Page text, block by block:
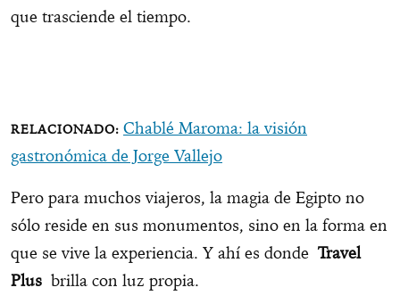
que trasciende el tiempo.
Chablé Maroma: la visión
gastronómica de Jorge Vallejo
Pero para muchos viajeros, la magia de Egipto no
sólo reside en sus monumentos, sino en la forma en
que se vive la experiencia. Y ahí es dondeTravel
Plus brilla con luz propia.